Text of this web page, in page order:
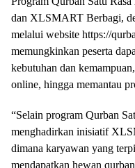
dan XLSMART Berbagi,
melalui website https://
memungkinkan peserta
kebutuhan dan
online, hingga memantau
“Selain program Qurban
menghadirkan inisiatif
dimana karyawan yang
mendapatkan hewan